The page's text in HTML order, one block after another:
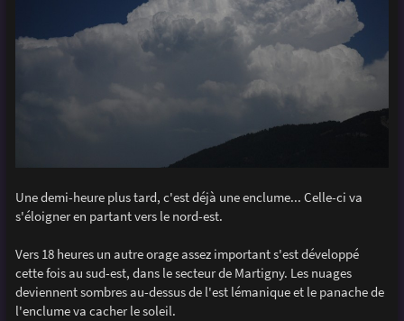
Une demi-heure plus tard, c'est déjà une enclume... Celle-ci va
s'éloigner en partant vers le nord-est.
Vers 18 heures un autre orage assez important s'est développé
cette fois au sud-est, dans le secteur de Martigny. Les nuages
deviennent sombres au-dessus de l'est lémanique et le panache de
l'enclume va cacher le soleil.